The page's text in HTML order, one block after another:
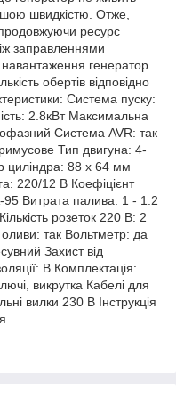
швидкістю. Отже,
ресурс
заправленнями
генератор
обертів відповідно
Система пуску:
2.8кВт Максимальна
Система AVR: так
Тип двигуна: 4-
циліндра: 88 х 64 мм
220/12 В Коефіцієнт
95 Витрата палива: 1 - 1.2
розеток 220 В: 2
так Вольтметр: да
Захист від
В Комплектація:
викрутка Кабелі для
вилки 230 В Інструкція